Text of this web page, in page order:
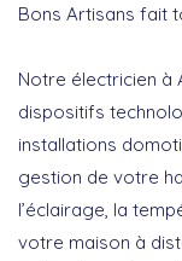
Bons Artisans fait
Notre électricien à
dispositifs
installations
gestion de votre
l’éclairage, la
votre maison à